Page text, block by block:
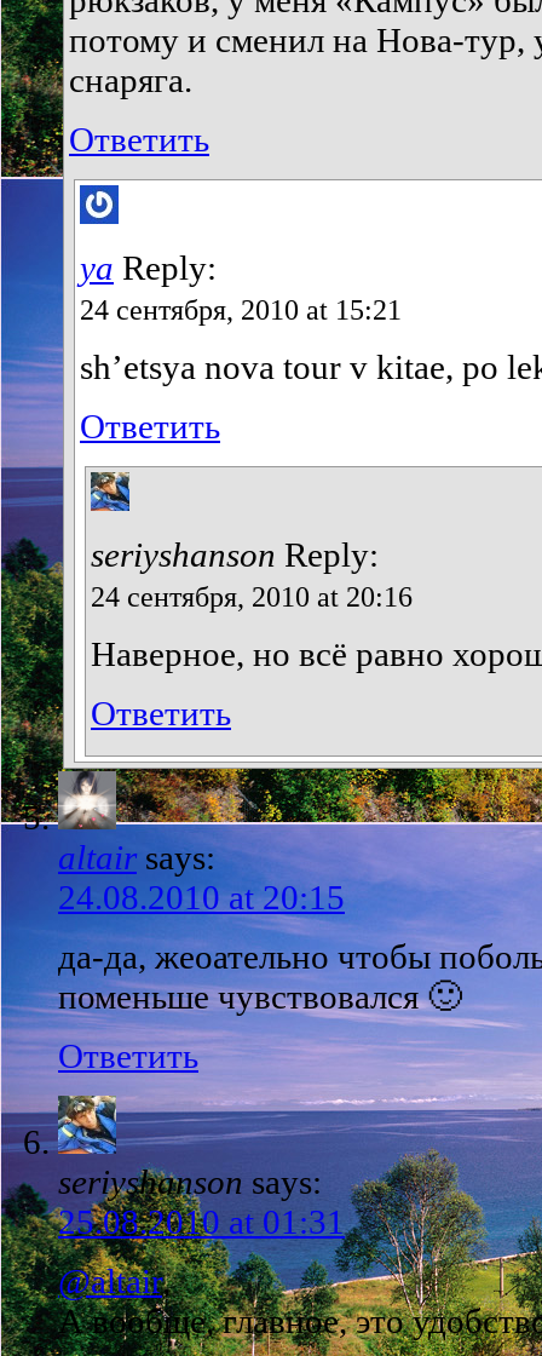
потому и сменил на Нова-тур,
снаряга.
Ответить
ya Reply:
24 сентября, 2010 at 15:21
sh’etsya nova tour v kitae, po
Ответить
seriyshanson Reply:
24 сентября, 2010 at 20:16
Наверное, но всё равно
Ответить
altair says:
24.08.2010 at 20:15
да-да, жеоательно чтобы
поменьше чувствовался 🙂
Ответить
seriyshanson says:
25.08.2010 at 01:31
@altair,
А вообще, главное, это